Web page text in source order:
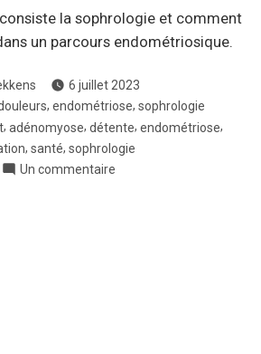
la sophrologie et comment
un parcours endométriosique.
6 juillet 2023
, endométriose, sophrologie
, adénomyose, détente, endométriose,
, santé, sophrologie
Un commentaire